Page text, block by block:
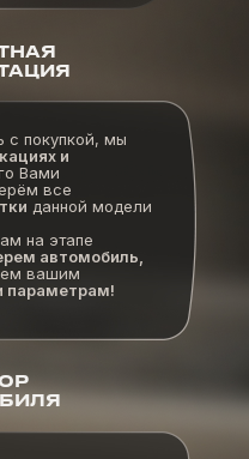
с покупкой, мы
и
Вами
все
данной модели
на этапе
автомобиль,
вашим
параметрам!